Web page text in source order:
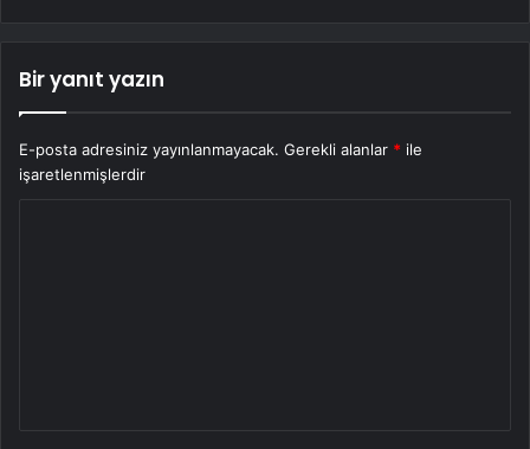
Bir yanıt yazın
E-posta adresiniz yayınlanmayacak. Gerekli alanlar * ile
işaretlenmişlerdir